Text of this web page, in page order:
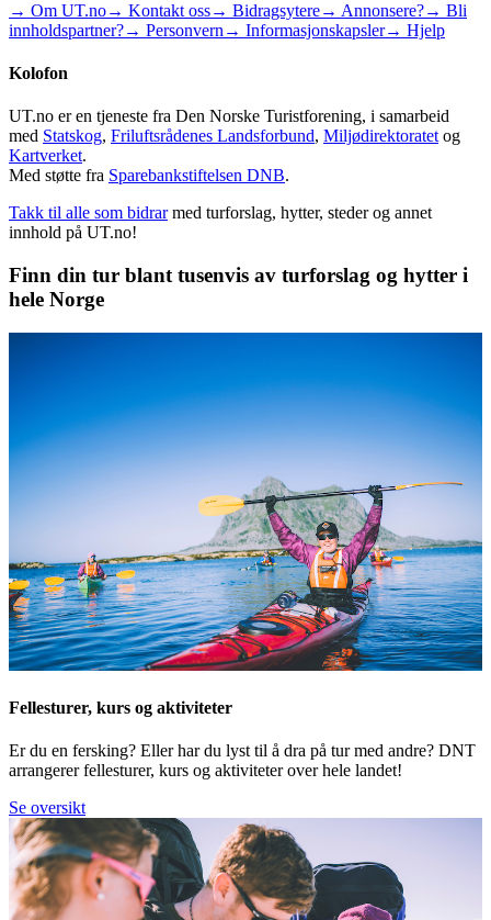
→ Om UT.no→ Kontakt oss→ Bidragsytere→ Annonsere?→ Bli
innholdspartner?→ Personvern → Informasjonskapsler→ Hjelp
Kolofon
UT.no er en tjeneste fra Den Norske Turistforening, i samarbeid
med Statskog, Friluftsrådenes Landsforbund, Miljødirektoratet og
Kartverket.
Med støtte fra Sparebankstiftelsen DNB.
Takk til alle som bidrar med turforslag, hytter, steder og annet
innhold på UT.no!
Finn din tur blant tusenvis av turforslag og hytter i
hele Norge
Fellesturer, kurs og aktiviteter
Er du en fersking? Eller har du lyst til å dra på tur med andre? DNT
arrangerer fellesturer, kurs og aktiviteter over hele landet!
Se oversikt